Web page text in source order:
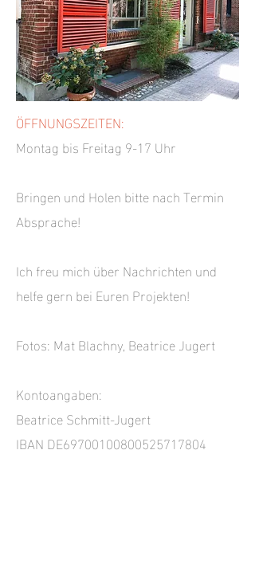
ÖFFNUNGSZEITEN:
Montag bis Freitag 9-17 Uhr
Bringen und Holen bitte nach Termin
Absprache!
Ich freu mich über Nachrichten und
helfe gern bei Euren Projekten!
Fotos: Mat Blachny, Beatrice Jugert
Kontoangaben:
Beatrice Schmitt-Jugert
IBAN DE69700100800525717804